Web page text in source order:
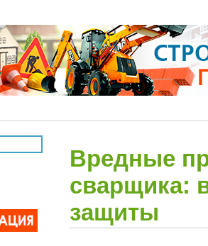
Вредные
сварщика:
защиты